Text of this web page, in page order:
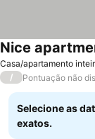
Casa/apartamento
/ Pontuação não
Selecione as
exatos.